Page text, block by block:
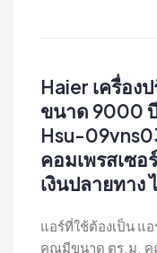
Haier เครื่อง
ขนาด 9000
Hsu-
คอมเพรสเซอ
เงินปลายทาง
แอร์ที่ใช้ต้องเป็น แ
คุณมีขนาด ตร.ม. คุ